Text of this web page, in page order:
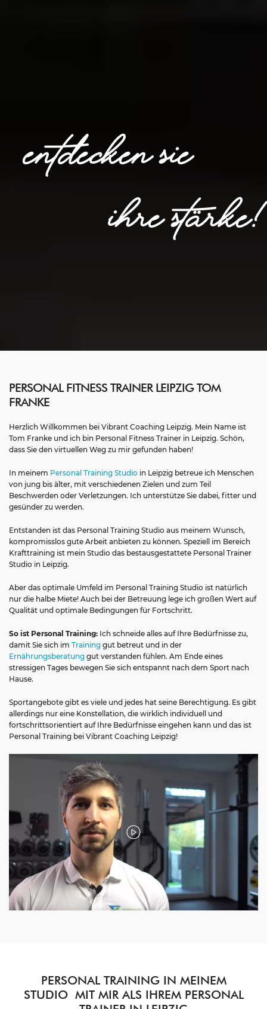
ENTDECKEN SIE
IHRE STÄRKE!
PERSONAL FITNESS TRAINER LEIPZIG TOM
FRANKE
Herzlich Willkommen bei Vibrant Coaching Leipzig. Mein Name ist
Tom Franke und ich bin Personal Fitness Trainer in Leipzig. Schön,
dass Sie den virtuellen Weg zu mir gefunden haben!
In meinem Personal Training Studio in Leipzig betreue ich Menschen
von jung bis älter, mit verschiedenen Zielen und zum Teil
Beschwerden oder Verletzungen. Ich unterstütze Sie dabei, fitter und
gesünder zu werden.
Entstanden ist das Personal Training Studio aus meinem Wunsch,
kompromisslos gute Arbeit anbieten zu können. Speziell im Bereich
Krafttraining ist mein Studio das bestausgestattete Personal Trainer
Studio in Leipzig.
Aber das optimale Umfeld im Personal Training Studio ist natürlich
nur die halbe Miete! Auch bei der Betreuung lege ich großen Wert auf
Qualität und optimale Bedingungen für Fortschritt.
So ist Personal Training: Ich schneide alles auf Ihre Bedürfnisse zu,
damit Sie sich im Training gut betreut und in der
Ernährungsberatung gut verstanden fühlen. Am Ende eines
stressigen Tages bewegen Sie sich entspannt nach dem Sport nach
Hause.
Sportangebote gibt es viele und jedes hat seine Berechtigung. Es gibt
allerdings nur eine Konstellation, die wirklich individuell und
fortschrittsorientiert auf Ihre Bedürfnisse eingehen kann und das ist
Personal Training bei Vibrant Coaching Leipzig!
PERSONAL TRAINING IN MEINEM
STUDIO MIT MIR ALS IHREM PERSONAL